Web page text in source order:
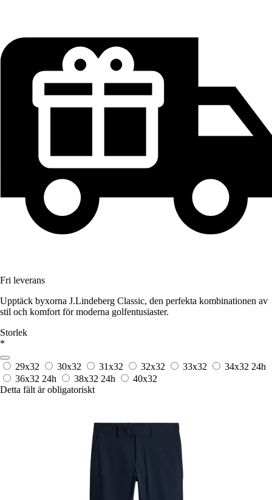
Fri leverans
Upptäck byxorna J.Lindeberg Classic, den perfekta kombinationen av
stil och komfort för moderna golfentusiaster.
Storlek
*
29x32 30x32 31x32 32x32 33x32 34x32 24h
36x32 24h 38x32 24h
40x32
Detta fält är obligatoriskt